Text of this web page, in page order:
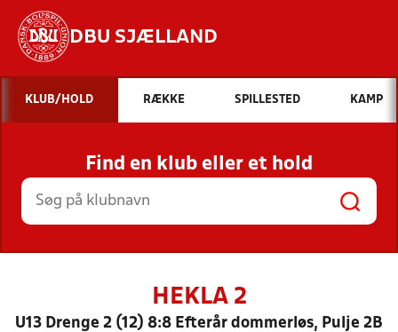
DBU SJÆLLAND
Hvad vil du søge efter?
INDHOLD OG NYHEDER
STILLINGER, RESULTATER, KLUBBER OG
HOLD
KLUB/HOLD RÆKKE SPILLESTED KAMP
Find en klub eller et hold
HEKLA 2
U13 Drenge 2 (12) 8:8 Efterår dommerløs, Pulje 2B